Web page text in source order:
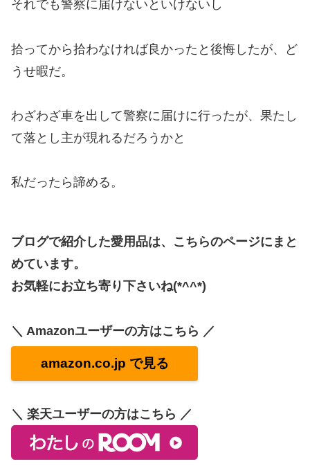
それでも警察に届けないといけないし
拾ってから拾わなければ良かったと後悔したが、ど
うせ暇だ。
わざわざ車を出して警察に届けに行ったが、果たし
て落とし主が現れるだろうかと
私だったら諦める。
ブログで紹介した愛用品は、こちらのページにまと
めています。
お気軽にお立ち寄り下さいね(*^^*)
＼ Amazonユーザーの方はこちら ／
amazon.co.jp で見る
＼ 楽天ユーザーの方はこちら ／